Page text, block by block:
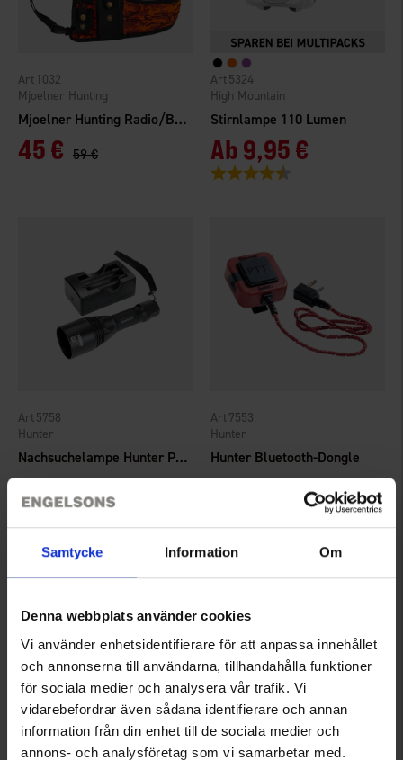
Samtycke Information Om
Denna webbplats använder cookies
Vi använder enhetsidentifierare för att anpassa innehållet
och annonserna till användarna, tillhandahålla funktioner
för sociala medier och analysera vår trafik. Vi
vidarebefordrar även sådana identifierare och annan
information från din enhet till de sociala medier och
annons- och analysföretag som vi samarbetar med.
Mjoelner Hunting Radio/Beacon Harness
Mjoelner Hunting
1032
45 € 59 €
Stirnlampe 110 Lumen
High Mountain
5324
Ab9,95 €
Bewertung:
Nachsuchelampe Hunter Pilot 17G
Hunter
5758
119 €
Hunter Bluetooth-Dongle
Hunter
7553
85 €
5.0 von 5 Sternen
7184 7298